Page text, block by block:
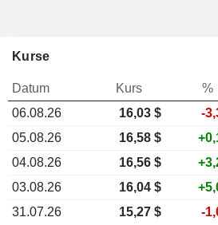
Kurse
Datum Kurs %
06.08.26
16,03 $ -
05.08.26
16,58 $
04.08.26
16,56 $
03.08.26
16,04 $
31.07.26
15,27 $ -